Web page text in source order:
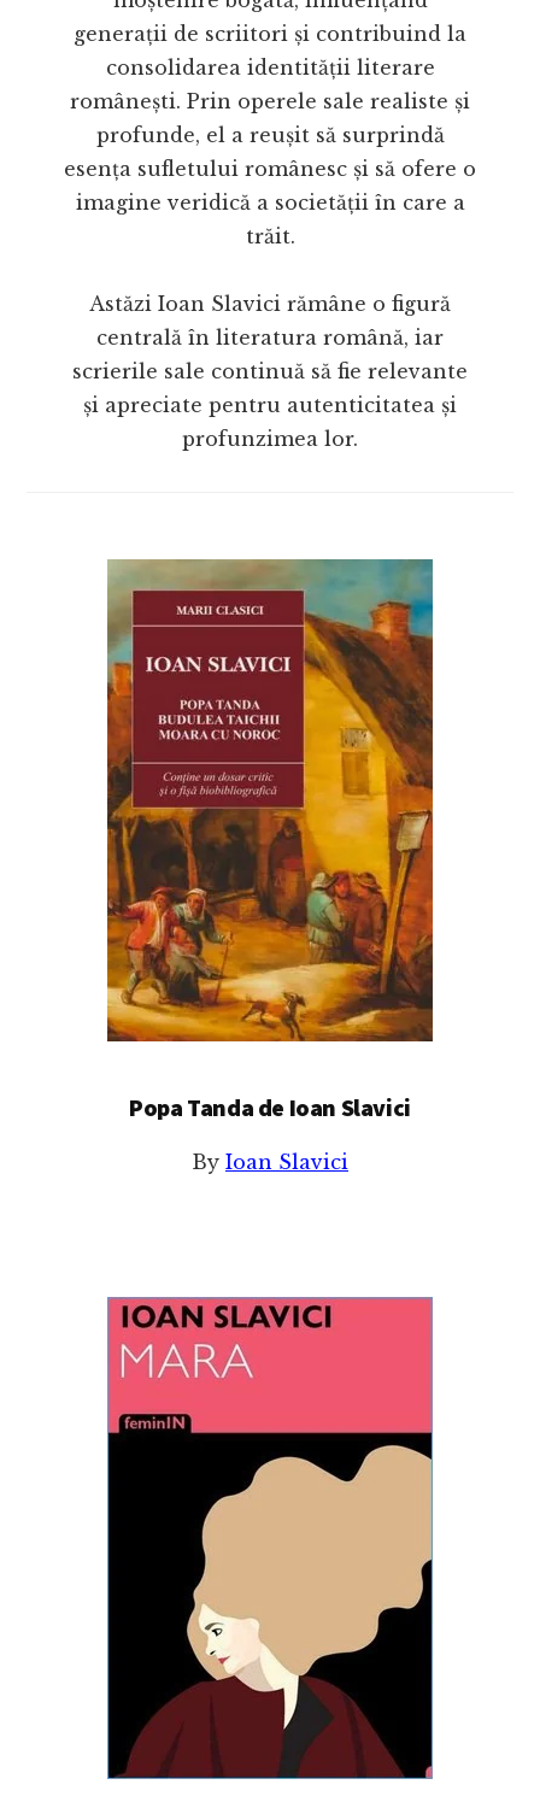
generații de scriitori și contribuind la
consolidarea identității literare
românești. Prin operele sale realiste și
profunde, el a reușit să surprindă
esența sufletului românesc și să ofere o
imagine veridică a societății în care a
trăit.
Astăzi Ioan Slavici rămâne o figură
centrală în literatura română, iar
scrierile sale continuă să fie relevante
și apreciate pentru autenticitatea și
profunzimea lor.
Popa Tanda de Ioan Slavici
By Ioan Slavici